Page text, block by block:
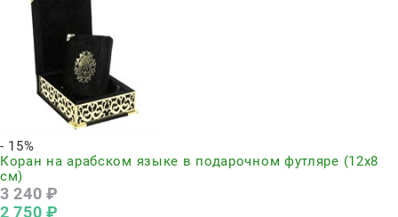
- 15%
Коран на арабском языке в подарочном футляре (12х8
см)
3 240 ₽
2 750 ₽